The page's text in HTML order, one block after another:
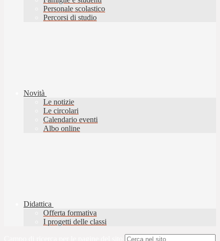
Personale scolastico
Percorsi di studio
Novità
Le notizie
Le circolari
Calendario eventi
Albo online
Didattica
Offerta formativa
I progetti delle classi